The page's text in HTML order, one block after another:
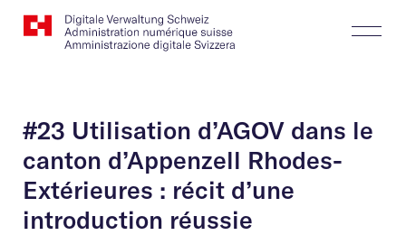
Website
Logo
Recherche
#23 Utilisation d’AGOV dans le
canton d’Appenzell Rhodes-
Extérieures : récit d’une
introduction réussie